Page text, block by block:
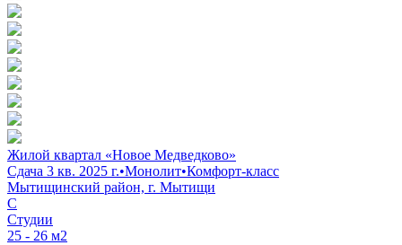
Жилой квартал «Новое Медведково»
Сдача 3 кв. 2025 г.•Монолит•Комфорт-класс
Мытищинский район, г. Мытищи
C
Студии
25 - 26 м2